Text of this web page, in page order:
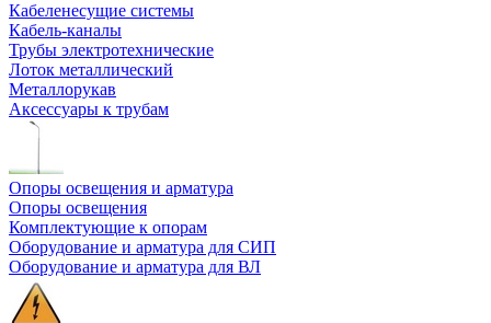
Кабеленесущие системы
Кабель-каналы
Трубы электротехнические
Лоток металлический
Металлорукав
Аксессуары к трубам
Опоры освещения и арматура
Опоры освещения
Комплектующие к опорам
Оборудование и арматура для СИП
Оборудование и арматура для ВЛ